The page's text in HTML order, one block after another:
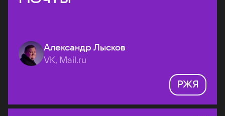
Александр Лысков
VK, Mail.ru
РЖЯ